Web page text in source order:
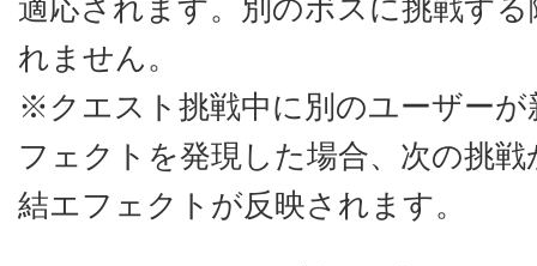
適応されます。別のボスに挑戦す
れません。
※クエスト挑戦中に別のユーザーが
フェクトを発現した場合、次の挑
結エフェクトが反映されます。